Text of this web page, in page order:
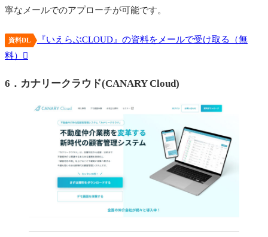
寧なメールでのアプローチが可能です。
資料DL
『いえらぶCLOUD』の資料をメールで受け取る（無
料）
6．カナリークラウド(CANARY Cloud)